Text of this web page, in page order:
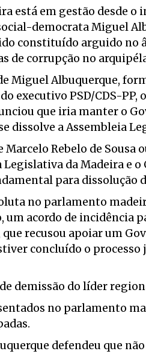
está em gestão desde o
democrata Miguel
constituído arguido no
de corrupção no
Miguel Albuquerque,
executivo PSD/CDS-PP,
que iria manter o
dissolve a Assembleia
Marcelo Rebelo de Sousa
da Madeira e o
para dissolução
no parlamento
um acordo de incidência
que recusou apoiar um
concluído o
demissão do líder
no parlamento
defendeu que